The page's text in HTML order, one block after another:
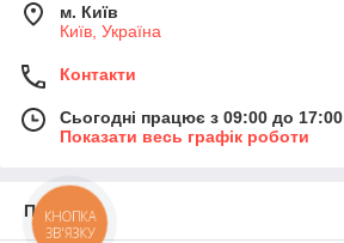
м. Київ
Київ, Україна
Контакти
Сьогодні працює з 09:00 до 17:00
Показати весь графік роботи
Про нас
КНОПКА
ЗВ'ЯЗКУ